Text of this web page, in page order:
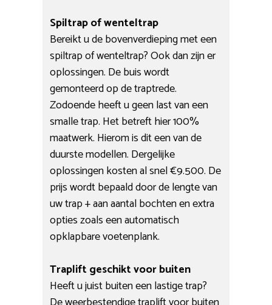
Spiltrap of wenteltrap
Bereikt u de bovenverdieping met een
spiltrap of wenteltrap? Ook dan zijn er
oplossingen. De buis wordt
gemonteerd op de traptrede.
Zodoende heeft u geen last van een
smalle trap. Het betreft hier 100%
maatwerk. Hierom is dit een van de
duurste modellen. Dergelijke
oplossingen kosten al snel €9.500. De
prijs wordt bepaald door de lengte van
uw trap + aan aantal bochten en extra
opties zoals een automatisch
opklapbare voetenplank.
Traplift geschikt voor buiten
Heeft u juist buiten een lastige trap?